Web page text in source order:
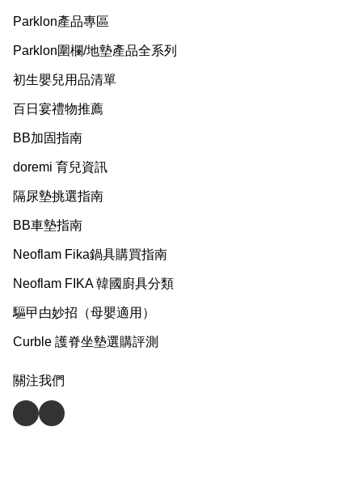
Parklon產品專區
Parklon圍欄/地墊產品全系列
初生嬰兒用品清單
百日宴禮物推薦
BB加固指南
doremi 育兒資訊
隔尿墊挑選指南
BB車墊指南
Neoflam Fika鍋具購買指南
Neoflam FIKA 韓國廚具分類
驅曱甴妙招（母嬰適用）
Curble 護脊坐墊選購評測
關注我們